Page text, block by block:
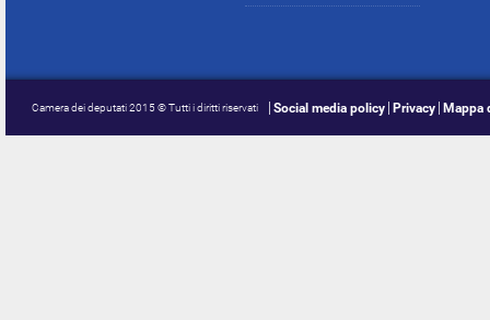
Camera dei deputati 2015 © Tutti i diritti riservati Social media policy Privacy Mappa